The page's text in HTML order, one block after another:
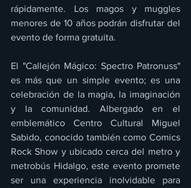
rápidamente. Los magos y muggles
menores de 10 años podrán disfrutar del
evento de forma gratuita.
El "Callejón Mágico: Spectro Patronuss"
es más que un simple evento; es una
celebración de la magia, la imaginación
y la comunidad. Albergado en el
emblemático Centro Cultural Miguel
Sabido, conocido también como Comics
Rock Show y ubicado cerca del metro y
metrobús Hidalgo, este evento promete
ser una experiencia inolvidable para